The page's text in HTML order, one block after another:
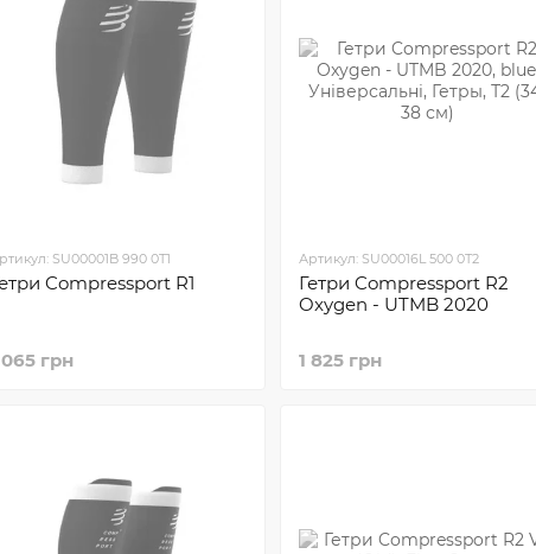
SU00001B 990 0T1
Compressport R1
065 грн
Артикул: SU00016L 500 0T2
Гетри Compressport R2
Oxygen - UTMB 2020
1 825 грн